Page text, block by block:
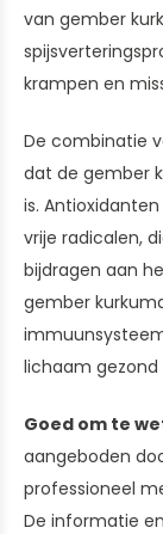
van gember
krampen en
De combinatie
dat de gember
is.
vrije radicalen,
bijdragen aan
gember
lichaam gezond
Goed om te
aangeboden
professioneel
De informatie